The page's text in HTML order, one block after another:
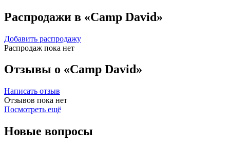
Распродажи в «Camp David»
Добавить распродажу
Распродаж пока нет
Отзывы о «Camp David»
Написать отзыв
Отзывов пока нет
Посмотреть ещё
Новые вопросы